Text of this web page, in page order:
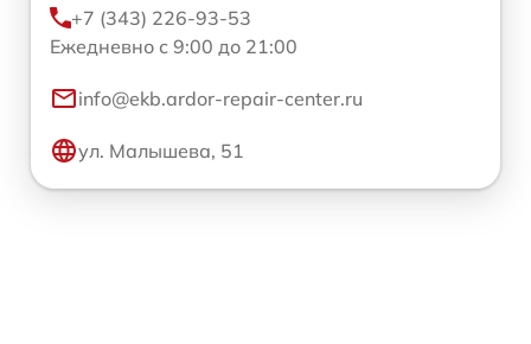
+7 (343) 226-93-53
Ежедневно с 9:00 до 21:00
info@ekb.ardor-repair-center.ru
ул. Малышева, 51